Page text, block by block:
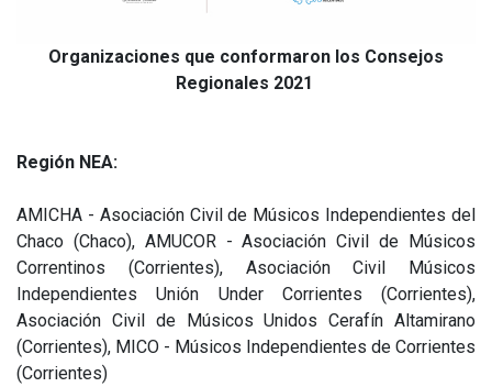
Organizaciones que conformaron los Consejos
Regionales 2021
Región NEA:
AMICHA - Asociación Civil de Músicos Independientes del
Chaco (Chaco), AMUCOR - Asociación Civil de Músicos
Correntinos (Corrientes), Asociación Civil Músicos
Independientes Unión Under Corrientes (Corrientes),
Asociación Civil de Músicos Unidos Cerafín Altamirano
(Corrientes), MICO - Músicos Independientes de Corrientes
(Corrientes)